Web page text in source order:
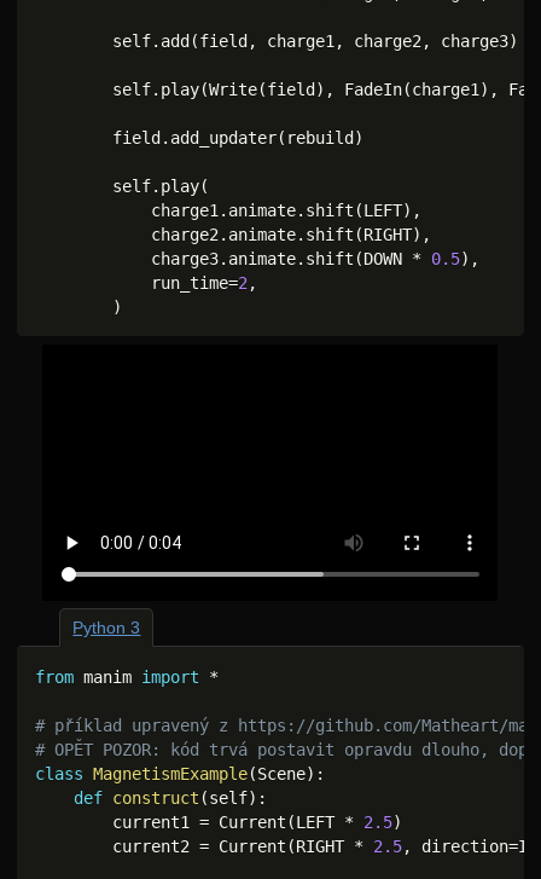
        self
. add(field, charge1 , charge2 , charge3)
        self
. play(Write(field) , FadeIn(charge1 ) ,
        field
. add_updater( rebuild)
        self
. play(
            charge1
. animate. shift (LEFT) ,
            charge2
. animate. shift (RIGHT) ,
            charge3
. animate. shift (DOWN * 0.5) ,
            run_time
=2,
)
from manim import *
# příklad upravený z https://github.com/Matheart/
# OPĚT POZOR: kód trvá postavit opravdu dlouho,
class MagnetismExample(Scene) :
def construct (self) :
        current1
= Current (LEFT * 2.5)
        current2
= Current (RIGHT * 2.5, direction=IN
Python 3